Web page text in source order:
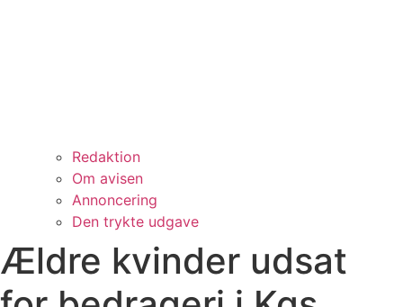
Redaktion
Om avisen
Annoncering
Den trykte udgave
Ældre kvinder udsat